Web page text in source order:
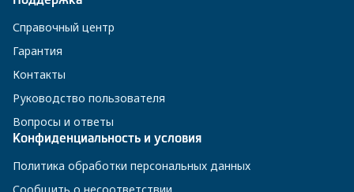
Справочный центр
Гарантия
Контакты
Руководство пользователя
Вопросы и ответы
Конфиденциальность и условия
Политика обработки персональных данных